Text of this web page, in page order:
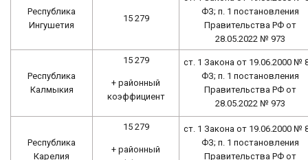
Республика
Ингушетия
15 279
ФЗ; п. 1 постановления
Правительства РФ от
28.05.2022 № 973
Республика
Калмыкия
15 279
+ районный
коэффициент
ст. 1 Закона от 19.06.2000 №
ФЗ; п. 1 постановления
Правительства РФ от
28.05.2022 № 973
Республика
Карелия
15 279
+ районный
ст. 1 Закона от 19.06.2000 №
ФЗ; п. 1 постановления
Правительства РФ от